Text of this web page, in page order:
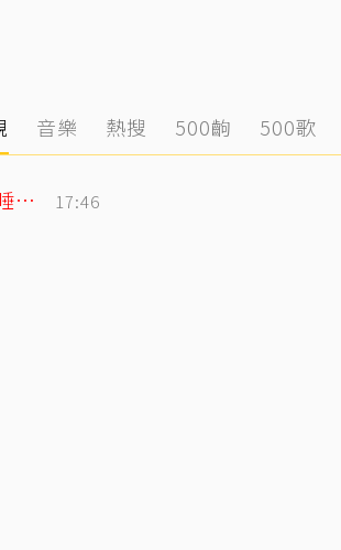
音樂 熱搜 500齣 500歌
李翊君不忍了！農場文爆扯婚變、女兒非親生 她酸：是睡我床底下？ 17:46